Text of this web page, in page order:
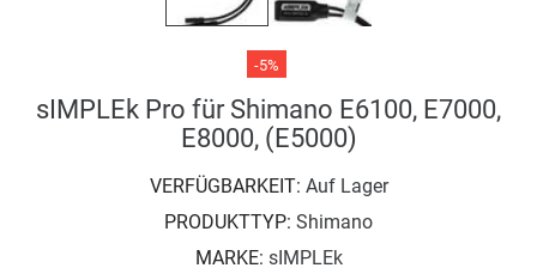
-5%
sIMPLEk Pro für Shimano E6100, E7000,
E8000, (E5000)
VERFÜGBARKEIT: Auf Lager
PRODUKTTYP: Shimano
MARKE: sIMPLEk